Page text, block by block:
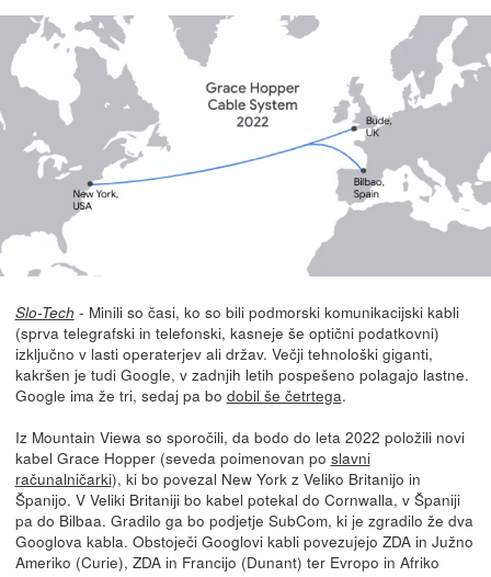
Slo-Tech - Minili so časi, ko so bili podmorski komunikacijski kabli
(sprva telegrafski in telefonski, kasneje še optični podatkovni)
izključno v lasti operaterjev ali držav. Večji tehnološki giganti,
kakršen je tudi Google, v zadnjih letih pospešeno polagajo lastne.
Google ima že tri, sedaj pa bo dobil še četrtega.
Iz Mountain Viewa so sporočili, da bodo do leta 2022 položili novi
kabel Grace Hopper (seveda poimenovan po slavni
računalničarki), ki bo povezal New York z Veliko Britanijo in
Španijo. V Veliki Britaniji bo kabel potekal do Cornwalla, v Španiji
pa do Bilbaa. Gradilo ga bo podjetje SubCom, ki je zgradilo že dva
Googlova kabla. Obstoječi Googlovi kabli povezujejo ZDA in Južno
Ameriko (Curie), ZDA in Francijo (Dunant) ter Evropo in Afriko